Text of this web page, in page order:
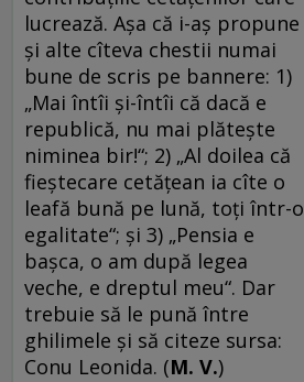
lucrează. Așa că i-aș propune
și alte cîteva chestii numai
bune de scris pe bannere: 1)
„Mai întîi și-întîi că dacă e
republică, nu mai plătește
niminea bir!“; 2) „Al doilea că
fieștecare cetățean ia cîte o
leafă bună pe lună, toți într-o
egalitate“; și 3) „Pensia e
bașca, o am după legea
veche, e dreptul meu“. Dar
trebuie să le pună între
ghilimele și să citeze sursa:
Conu Leonida. (M. V.)